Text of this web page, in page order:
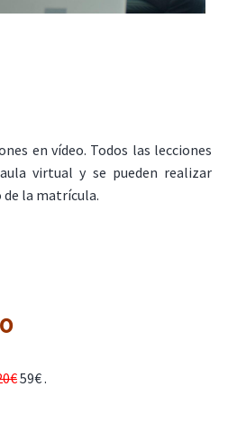
en vídeo. Todos las lecciones
virtual y se pueden realizar
la matrícula.
59€ .